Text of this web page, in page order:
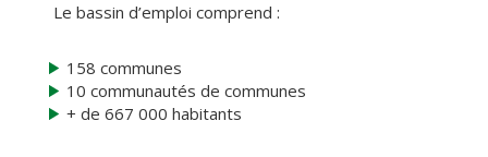
Le bassin d’emploi comprend :
158 communes
10 communautés de communes
+ de 667 000 habitants